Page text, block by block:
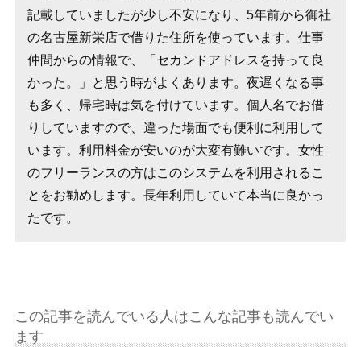
記載していましたが少し不安になり、5年前から御社
の名古屋新栄店で借りた住所を使っています。仕事
仲間からの情報で、「セカンドアドレスを持って良
かった。」と思う時がよくあります。夜遅くなる事
も多く、帰宅時は気を付けています。個人名でお借
りしていますので、違った場面でも便利に利用して
います。利用料金が安いのが大変有難いです。女性
のフリーランスの方はこのシステムを利用されるこ
とをお勧めします。長年利用していて本当に良かっ
たです。
この記事を読んでいる人はこんな記事も読んでい
ます